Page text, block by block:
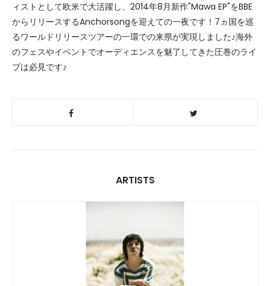
ィストとして欧米で大活躍し、2014年8月新作"Mawa EP"をBBE
からリリースするAnchorsongを迎えての一夜です！7ヵ国を巡
るワールドリリースツアーの一環での来県が実現しました♪海外
のフェスやイベントでオーディエンスを魅了してきた圧巻のライ
ブは必見です♪
ARTISTS